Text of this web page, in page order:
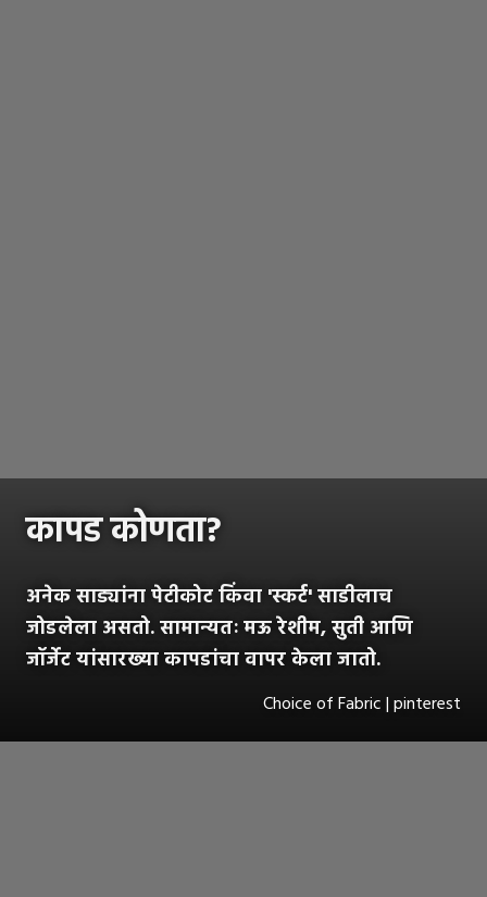
कापड कोणता?
अनेक साड्यांना पेटीकोट किंवा 'स्कर्ट' साडीलाच
जोडलेला असतो. सामान्यतः मऊ रेशीम, सुती आणि
जॉर्जेट यांसारख्या कापडांचा वापर केला जातो.
Choice of Fabric | pinterest